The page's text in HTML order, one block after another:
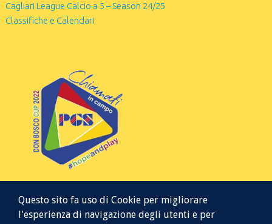
Cagliari League Calcio a 5 – Season 24/25
Classifiche e Calendari
Questo sito fa uso di Cookie per migliorare
l'esperienza di navigazione degli utenti e per